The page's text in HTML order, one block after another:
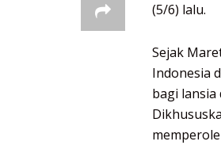
(5/6) lalu.
Sejak
Indonesia
bagi